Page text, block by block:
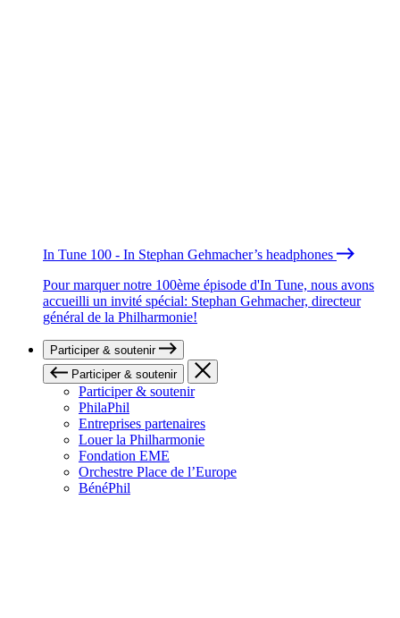
In Tune 100 - In Stephan Gehmacher’s headphones
Pour marquer notre 100ème épisode d'In Tune, nous avons
accueilli un invité spécial: Stephan Gehmacher, directeur
général de la Philharmonie!
Participer & soutenir
Participer & soutenir
Participer & soutenir
PhilaPhil
Entreprises partenaires
Louer la Philharmonie
Fondation EME
Orchestre Place de l’Europe
BénéPhil